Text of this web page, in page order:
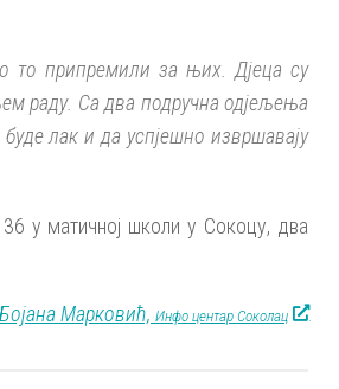
то припремили за њих. Дјеца су
раду. Са два подручна одјељења
лак и да успјешно извршавају
у матичној школи у Сокоцу, два
Бојана Марковић,Инфо центар Соколац